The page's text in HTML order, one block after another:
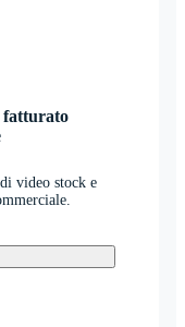
fatturato
video stock e